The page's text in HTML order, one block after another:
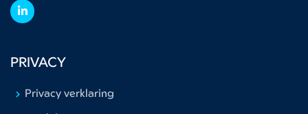
PRIVACY
Privacy verklaring